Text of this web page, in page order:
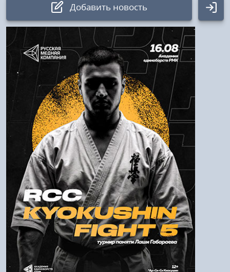
Добавить новость
Авторизация
Логин:
Пароль
Войти
Напомнить пароль
Регистрация